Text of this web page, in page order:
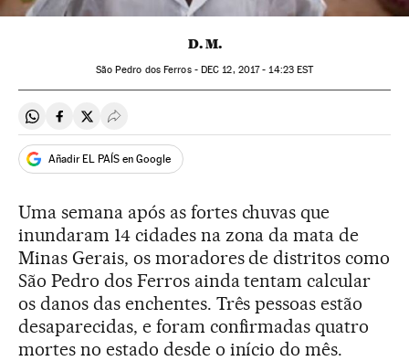
D. M.
São Pedro dos Ferros - DEC 12, 2017 - 14:23EST
Compartir en Whatsapp
Compartir en Facebook
Compartir en Twitter
Desplegar Redes Sociales
Añadir EL PAÍS en Google
Uma semana após as fortes chuvas que
inundaram 14 cidades na zona da mata de
Minas Gerais, os moradores de distritos como
São Pedro dos Ferros ainda tentam calcular
os danos das enchentes. Três pessoas estão
desaparecidas, e foram confirmadas quatro
mortes no estado desde o início do mês.